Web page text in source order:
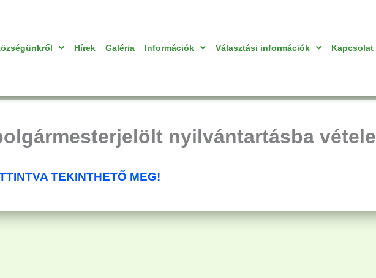
Hírek Galéria Információk Választási információk Kapcsolat
nyilvántartásba vétele
TEKINTHETŐ MEG!